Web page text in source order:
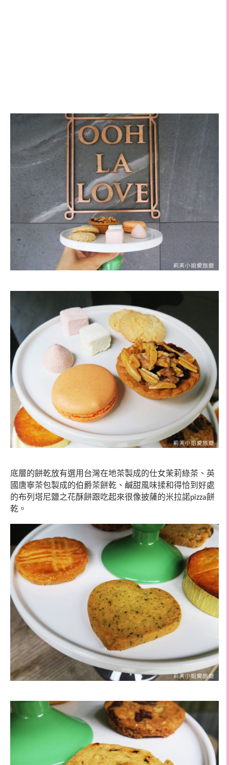
底層的餅乾放有選用台灣在地茶製成的仕女茉莉綠茶、英
國唐寧茶包製成的伯爵茶餅乾、鹹甜風味揉和得恰到好處
的布列塔尼鹽之花酥餅跟吃起來很像披薩的米拉諾pizza餅
乾。